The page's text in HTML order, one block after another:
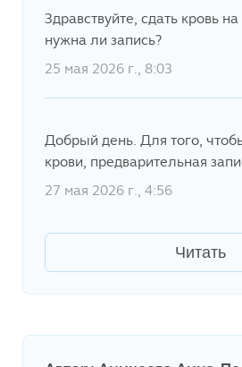
Здравствуйте, сдать кровь
нужна ли запись?
25 мая 2026 г., 8:03
Добрый день. Для того,
крови, предварительная
27 мая 2026 г., 4:56
Читать